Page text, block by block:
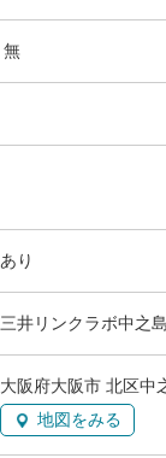
無
あり
三井リンクラボ中之
大阪府大阪市 北区中
地図をみる